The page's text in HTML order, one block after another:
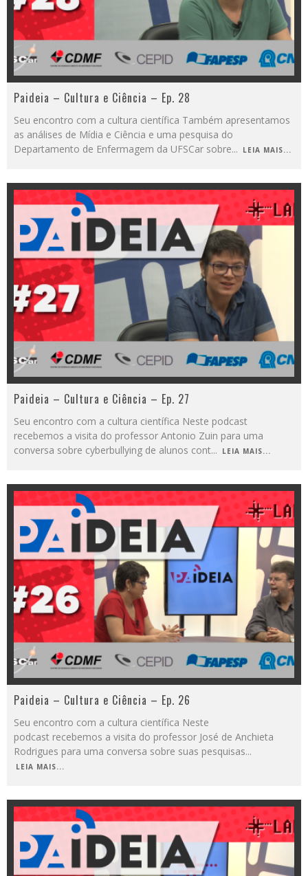
Paideia – Cultura e Ciência – Ep. 28
Seu encontro com a cultura científica Também apresentamos
as análises de Mídia e Ciência e uma pesquisa do
Departamento de Enfermagem da UFSCar sobre... LEIA MAIS...
Paideia – Cultura e Ciência – Ep. 27
Seu encontro com a cultura científica Neste podcast
recebemos a visita do professor Antonio Zuin para uma
conversa sobre cyberbullying de alunos cont... LEIA MAIS...
Paideia – Cultura e Ciência – Ep. 26
Seu encontro com a cultura científica Neste
podcast recebemos a visita do professor José de Anchieta
Rodrigues para uma conversa sobre suas pesquisas...
LEIA MAIS...